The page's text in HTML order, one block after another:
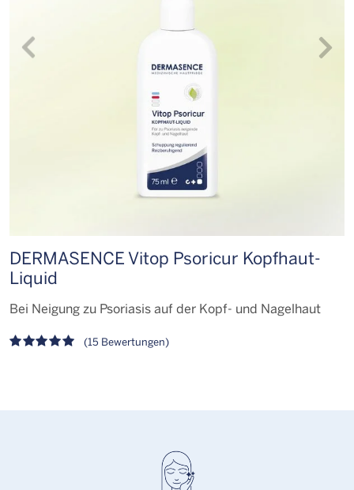
DERMASENCE Vitop Psoricur Kopfhaut-
Liquid
Bei Neigung zu Psoriasis auf der Kopf- und Nagelhaut
(15 Bewertungen)